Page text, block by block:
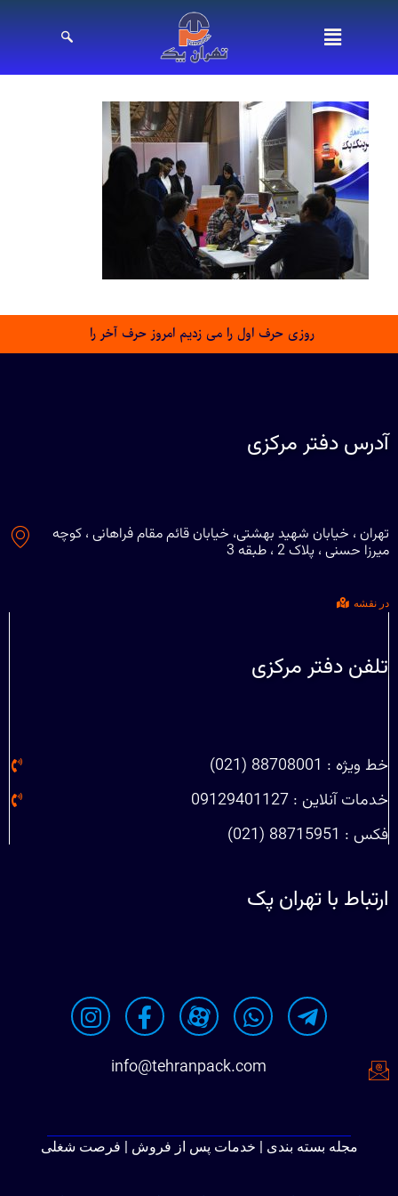
روزی حرف اول را می زدیم امروز حرف آخر را
آدرس دفتر مرکزی
تهران ، خیابان شهید بهشتی، خیابان قائم مقام فراهانی ، کوچه
میرزا حسنی ، پلاک 2 ، طبقه 3
در نقشه
تلفن دفتر مرکزی
خط ویژه : 88708001 (021)
خدمات آنلاین : 09129401127
فکس : 88715951 (021)
ارتباط با تهران پک
info@tehranpack.com
مجله بسته بندی | خدمات پس از فروش | فرصت شغلی